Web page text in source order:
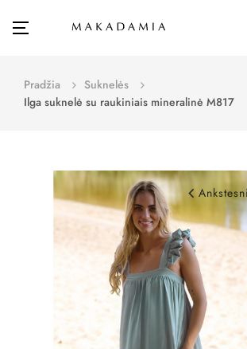
Toggle
☰
Pradžia
Suknelės
Ilga suknelė su raukiniais mineralinė M817